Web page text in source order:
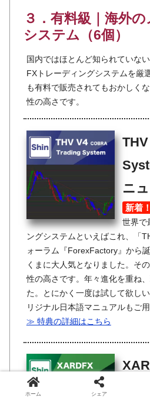
３．有料級｜海外の
システム（6個）
国内ではほとんど知られていな
FXトレーディングシステムを厳
も有料で販売されてもおかしく
性の高さです。
ニ
新着
世界で
ングシステムといえばこれ、「
ォーラム『ForexFactory』から
くまに大人気となりました。そ
性の高さです。年々進化を重ね
た。とにかく一度は試して欲し
リジナル日本語マニュアルもご用
≫ 特典の詳細はこちら
ホーム シェア